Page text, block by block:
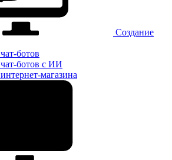
Создание
ботов
ботов с ИИ
магазина